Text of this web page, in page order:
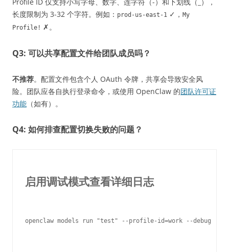
长度限制为 3-32 个字符。例如： prod-us-east-1 ✓， My
Profile! ✗。
Q3: 可以共享配置文件给团队成员吗？
不推荐。配置文件包含个人 OAuth 令牌，共享会导致安全风
险。团队应各自执行登录命令，或使用 OpenClaw 的团队许可证
功能 （如有）。
Q4: 如何排查配置切换失败的问题？
启用调试模式查看详细日志
openclaw models run "test" --profile-id=work --debug